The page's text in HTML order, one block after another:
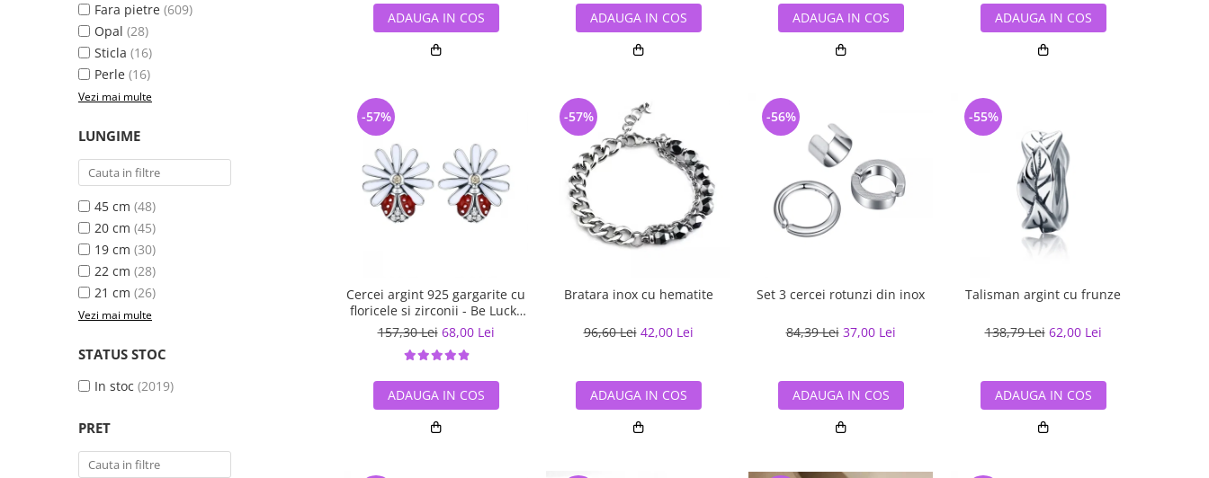
Fara pietre (609)
Opal (28)
Sticla (16)
Perle (16)
Vezi mai multe
LUNGIME
45 cm (48)
20 cm (45)
19 cm (30)
22 cm (28)
21 cm (26)
Vezi mai multe
STATUS STOC
In stoc (2019)
PRET
ADAUGA IN COS ADAUGA IN COS ADAUGA IN COS ADAUGA IN COS
Cercei argint 925 gargarite cu
floricele si zirconii - Be Lucky
EST0022
157,30 Lei 68,00 Lei
-57%
ADAUGA IN COS
Bratara inox cu hematite
96,60 Lei 42,00 Lei
-57%
ADAUGA IN COS
Set 3 cercei rotunzi din inox
84,39 Lei 37,00 Lei
-56%
ADAUGA IN COS
Talisman argint cu frunze
138,79 Lei 62,00 Lei
-55%
ADAUGA IN COS